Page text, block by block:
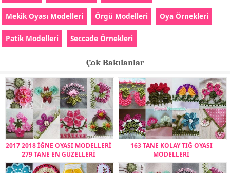
Mekik Oyası Modelleri Örgü Modelleri Oya Örnekleri
Patik Modelleri Seccade Örnekleri
Çok Bakılanlar
2017 2018 İĞNE OYASI MODELLERİ
279 TANE EN GÜZELLERİ
163 TANE KOLAY TIĞ OYASI
MODELLERİ